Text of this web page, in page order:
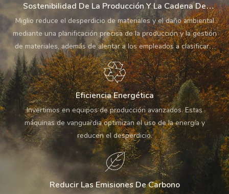
Sostenibilidad De La Producción Y La Cadena De
Suministro
Miglio reduce el desperdicio de materiales y el daño ambiental
mediante una planificación precisa de la producción y la gestión
de materiales, además de alentar a los empleados a clasificar y
reciclar los residuos.
Eficiencia Energética
Invertimos en equipos de producción avanzados. Estas
máquinas de vanguardia optimizan el uso de la energía y
reducen el desperdicio.
Reducir Las Emisiones De Carbono